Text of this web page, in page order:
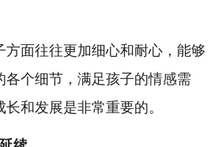
方面往往更加细心和耐心，能够
各个细节，满足孩子的情感需
和发展是非常重要的。